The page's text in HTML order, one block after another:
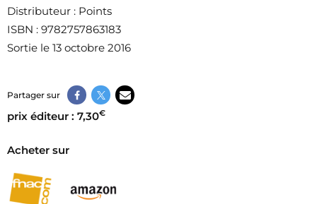
Distributeur : Points
ISBN : 9782757863183
Sortie le 13 octobre 2016
Partager sur
prix éditeur : 7,30€
Acheter sur